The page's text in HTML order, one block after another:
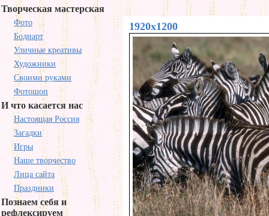
Творческая мастерская
Фото
Бодиарт
Уличные креативы
Художники
Своими руками
Фотошоп
И что касается нас
Настоящая Россия
Загадки
Игры
Наше творчество
Лица сайта
Праздники
Познаем себя и
рефлексируем
1920x1200